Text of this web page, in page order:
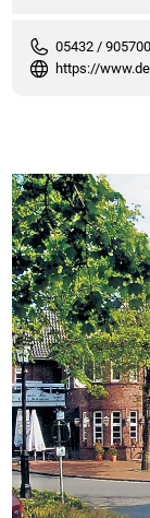
05432 / 905700
https://